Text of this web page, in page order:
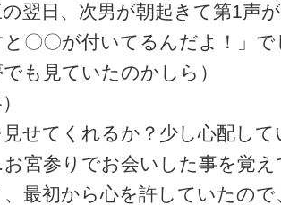
翌日、次男が朝起きて第1声
と〇〇が付いてるんだよ！」で
も見ていたのかしら）
せてくれるか？少し心配して
宮参りでお会いした事を覚え
最初から心を許していたので